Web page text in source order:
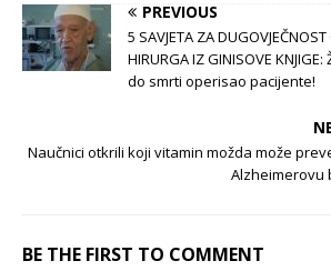
PREVIOUS
5 SAVJETA ZA
HIRURGA IZ GINISOVE
do smrti operisao pacijente!
Naučnici otkrili koji vitamin možda može
Alzheimerovu
BE THE FIRST TO COMMENT